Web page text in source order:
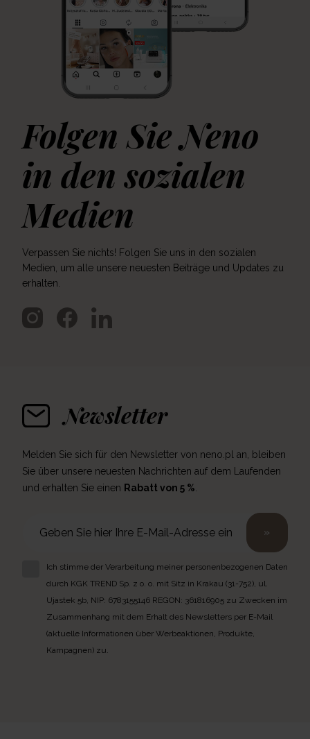
Folgen Sie Neno
in den sozialen
Medien
Verpassen Sie nichts! Folgen Sie uns in den sozialen
Medien, um alle unsere neuesten Beiträge und Updates zu
erhalten.
Newsletter
Melden Sie sich für den Newsletter von neno.pl an, bleiben
Sie über unsere neuesten Nachrichten auf dem Laufenden
und erhalten Sie einen Rabatt von 5 %
»
Ich stimme der Verarbeitung meiner personenbezogenen Daten
durch KGK TREND Sp. z o. o. mit Sitz in Krakau (31-752), ul.
Ujastek 5b, NIP: 6783155146 REGON: 361816905 zu Zwecken im
Zusammenhang mit dem Erhalt des Newsletters per E-Mail
(aktuelle Informationen über Werbeaktionen, Produkte,
Kampagnen) zu.